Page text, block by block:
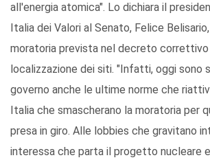
all'energia atomica". Lo dichiara il
Italia dei Valori al Senato, Felice
moratoria prevista nel decreto correttivo
localizzazione dei siti. "Infatti, oggi sono
governo anche le ultime norme che
Italia che smascherano la moratoria per
presa in giro. Alle lobbies che gravitano
interessa che parta il progetto nucleare